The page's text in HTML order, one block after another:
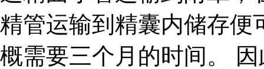
精管运输到精囊内储存便
概需要三个月的时间。